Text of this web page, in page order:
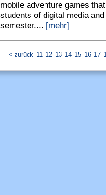
mobile adventure games
students of digital media
semester.... [mehr]
< zurück 11 12 13 14 15 16 17